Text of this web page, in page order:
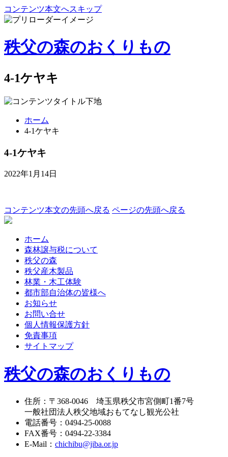
コンテンツ本文へスキップ
秩父の森のおくりもの
4-1ケヤキ
ホーム
4-1ケヤキ
4-1ケヤキ
2022年1月14日
コンテンツ本文の先頭へ戻る ページの先頭へ戻る
ホーム
森林譲与税について
秩父の森
秩父産木製品
林業・木工体験
都市部自治体の皆様へ
お知らせ
お問い合せ
個人情報保護方針
免責事項
サイトマップ
秩父の森のおくりもの
住所 ： 〒368-0046 埼玉県秩父市宮側町1番7号
一般社団法人秩父地域おもてなし観光公社
電話番号 ： 0494-25-0088
FAX番号 ： 0494-22-3384
E-Mail ： chichibu@jiba.or.jp